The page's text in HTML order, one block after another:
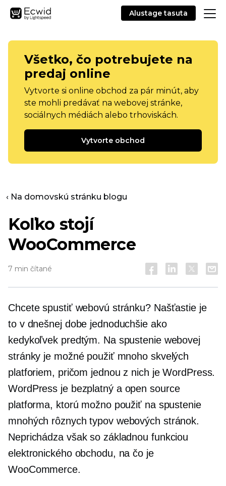
Alustage tasuta
Všetko, čo potrebujete na
predaj online
Vytvorte si online obchod za pár minút, aby
ste mohli predávať na webovej stránke,
sociálnych médiách alebo trhoviskách.
Vytvorte obchod
‹ Na domovskú stránku blogu
Koľko stojí
WooCommerce
7 min čítané
Chcete spustiť webovú stránku? Našťastie je
to v dnešnej dobe jednoduchšie ako
kedykoľvek predtým. Na spustenie webovej
stránky je možné použiť mnoho skvelých
platforiem, pričom jednou z nich je WordPress.
WordPress je bezplatný a open source
platforma, ktorú možno použiť na spustenie
mnohých rôznych typov webových stránok.
Neprichádza však so základnou funkciou
elektronického obchodu, na čo je
WooCommerce.